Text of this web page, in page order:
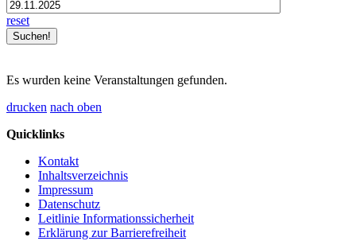
reset
Es wurden keine Veranstaltungen gefunden.
drucken nach oben
Quicklinks
Kontakt
Inhaltsverzeichnis
Impressum
Datenschutz
Leitlinie Informationssicherheit
Erklärung zur Barrierefreiheit